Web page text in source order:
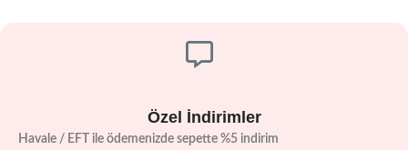
Özel İndirimler
Havale / EFT ile ödemenizde sepette %5 indirim